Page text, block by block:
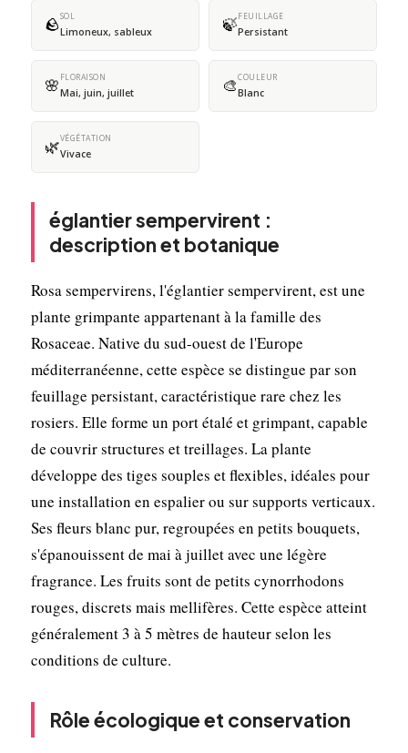
🪨SOL
Limoneux, sableux 🍃FEUILLAGE
Persistant
🌸 FLORAISON
Mai, juin, juillet 🎨COULEUR
Blanc
🌿VÉGÉTATION
Vivace
églantier sempervirent :
description et botanique
Rosa sempervirens, l'églantier sempervirent, est une
plante grimpante appartenant à la famille des
Rosaceae. Native du sud-ouest de l'Europe
méditerranéenne, cette espèce se distingue par son
feuillage persistant, caractéristique rare chez les
rosiers. Elle forme un port étalé et grimpant, capable
de couvrir structures et treillages. La plante
développe des tiges souples et flexibles, idéales pour
une installation en espalier ou sur supports verticaux.
Ses fleurs blanc pur, regroupées en petits bouquets,
s'épanouissent de mai à juillet avec une légère
fragrance. Les fruits sont de petits cynorrhodons
rouges, discrets mais mellifères. Cette espèce atteint
généralement 3 à 5 mètres de hauteur selon les
conditions de culture.
Rôle écologique et conservation